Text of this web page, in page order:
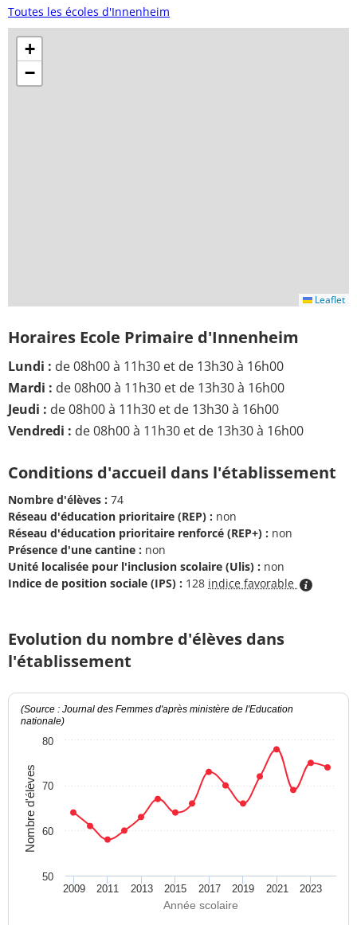
Toutes les écoles d'Innenheim
+
−
Leaflet
Horaires Ecole Primaire d'Innenheim
Lundi : de 08h00 à 11h30 et de 13h30 à 16h00
Mardi : de 08h00 à 11h30 et de 13h30 à 16h00
Jeudi : de 08h00 à 11h30 et de 13h30 à 16h00
Vendredi : de 08h00 à 11h30 et de 13h30 à 16h00
Conditions d'accueil dans l'établissement
Nombre d'élèves : 74
Réseau d'éducation prioritaire (REP) : non
Réseau d'éducation prioritaire renforcé (REP+) : non
Présence d'une cantine : non
Unité localisée pour l'inclusion scolaire (Ulis) : non
Indice de position sociale (IPS) : 128 indice favorable
Evolution du nombre d'élèves dans
l'établissement
Année scolaire
Nombre d'élèves
(Source : Journal des Femmes d'après ministère de l'Education
nationale)
2009 2011 2013 2015 2017 2019 2021 2023
50
60
70
80